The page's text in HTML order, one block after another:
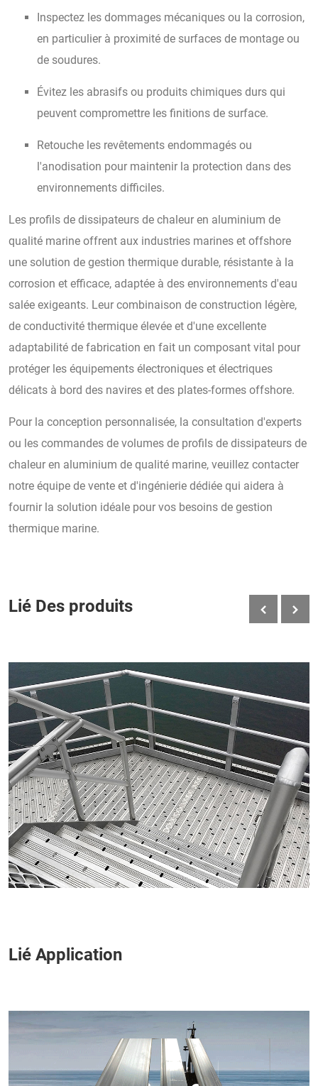
Inspectez les dommages mécaniques ou la corrosion,
en particulier à proximité de surfaces de montage ou
de soudures.
Évitez les abrasifs ou produits chimiques durs qui
peuvent compromettre les finitions de surface.
Retouche les revêtements endommagés ou
l'anodisation pour maintenir la protection dans des
environnements difficiles.
Les profils de dissipateurs de chaleur en aluminium de
qualité marine offrent aux industries marines et offshore
une solution de gestion thermique durable, résistante à la
corrosion et efficace, adaptée à des environnements d'eau
salée exigeants. Leur combinaison de construction légère,
de conductivité thermique élevée et d'une excellente
adaptabilité de fabrication en fait un composant vital pour
protéger les équipements électroniques et électriques
délicats à bord des navires et des plates-formes offshore.
Pour la conception personnalisée, la consultation d'experts
ou les commandes de volumes de profils de dissipateurs de
chaleur en aluminium de qualité marine, veuillez contacter
notre équipe de vente et d'ingénierie dédiée qui aidera à
fournir la solution idéale pour vos besoins de gestion
thermique marine.
Lié Des produits
Lié Application